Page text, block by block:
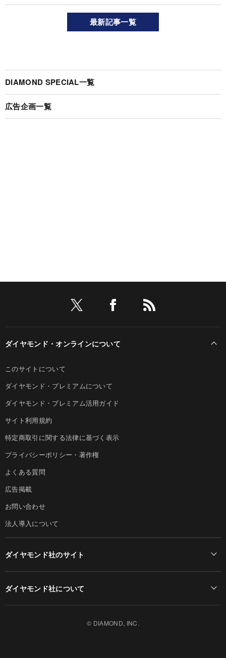
最新記事一覧
DIAMOND SPECIAL一覧
広告企画一覧
ダイヤモンド・オンラインについて
このサイトについて
ダイヤモンド・プレミアムについて
ダイヤモンド・プレミアム活用ガイド
サイト利用規約
特定商取引に関する法律に基づく表示
プライバシーポリシー・著作権
よくある質問
広告掲載
お問い合わせ
法人導入について
ダイヤモンド社のサイト
ダイヤモンド社について
© DIAMOND, INC.